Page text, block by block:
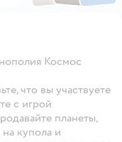
Космос
что вы участвуете
с игрой
планеты,
купола и